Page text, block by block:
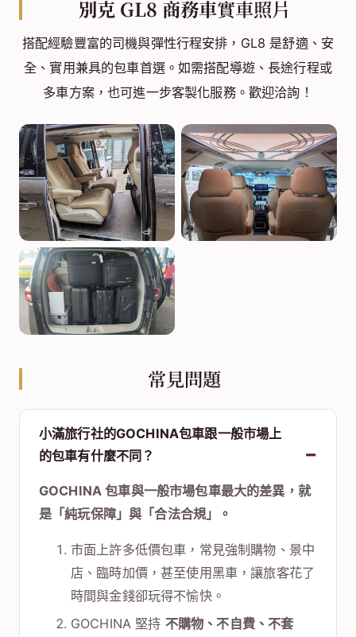
別克 GL8 商務車實車照片
搭配經驗豐富的司機與彈性行程安排，GL8 是舒適、安
全、實用兼具的包車首選。如需搭配導遊、長途行程或
多車方案，也可進一步客製化服務。歡迎洽詢！
常見問題
小滿旅行社的GOCHINA包車跟一般市場上
的包車有什麼不同？
GOCHINA 包車與一般市場包車最大的差異，就
是「純玩保障」與「合法合規」。
市面上許多低價包車，常見強制購物、景中
店、臨時加價，甚至使用黑車，讓旅客花了
時間與金錢卻玩得不愉快。
GOCHINA 堅持 不購物、不自費、不套